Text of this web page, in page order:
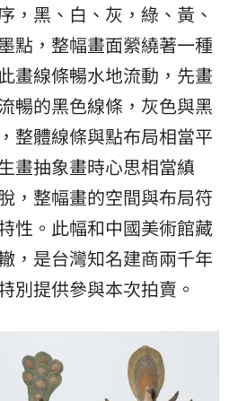
，黑、白、灰，綠、黃、
點，整幅畫面縈繞著一種
畫線條暢水地流動，先畫
暢的黑色線條，灰色與黑
整體線條與點布局相當平
畫抽象畫時心思相當縝
，整幅畫的空間與布局符
性。此幅和中國美術館藏
，是台灣知名建商兩千年
別提供參與本次拍賣。